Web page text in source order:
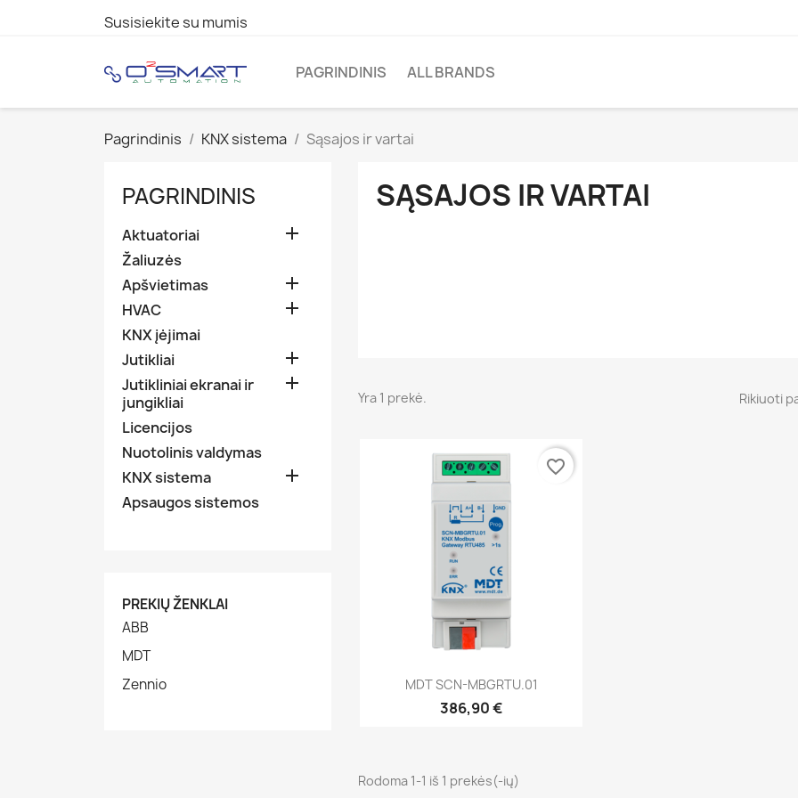
Susisiekite su mumis
PAGRINDINIS ALL BRANDS
Pagrindinis KNX sistema Sąsajos ir vartai
PAGRINDINIS
Aktuatoriai 
Žaliuzės
Apšvietimas

HVAC 
KNX įėjimai
Jutikliai

Jutikliniai ekranai ir
jungikliai

Licencijos
Nuotolinis valdymas
KNX sistema

Apsaugos sistemos
PREKIŲ ŽENKLAI
ABB
MDT
Zennio
SĄSAJOS IR VARTAI
Yra 1 prekė. Rikiuoti
Greita peržiūra
MDT SCN-MBGRTU.01
386,90 €
favorite_border
Rodoma 1-1 iš 1 prekės(-ių)